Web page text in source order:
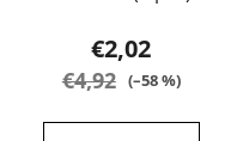
€2,02
€4,92 (–58 %)